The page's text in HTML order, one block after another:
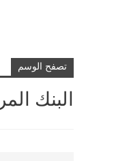
تصفح الوسم
البنك